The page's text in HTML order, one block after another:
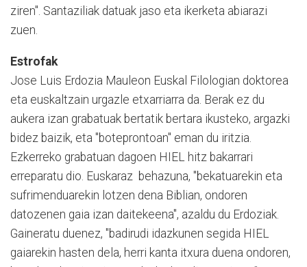
ziren". Santaziliak datuak jaso eta ikerketa abiarazi
zuen.
Estrofak
Jose Luis Erdozia Mauleon Euskal Filologian doktorea
eta euskaltzain urgazle etxarriarra da. Berak ez du
aukera izan grabatuak bertatik bertara ikusteko, argazki
bidez baizik, eta "boteprontoan" eman du iritzia.
Ezkerreko grabatuan dagoen HIEL hitz bakarrari
erreparatu dio. Euskaraz behazuna, "bekatuarekin eta
sufrimenduarekin lotzen dena Biblian, ondoren
datozenen gaia izan daitekeena", azaldu du Erdoziak.
Gaineratu duenez, "badirudi idazkunen segida HIEL
gaiarekin hasten dela, herri kanta itxura duena ondoren,